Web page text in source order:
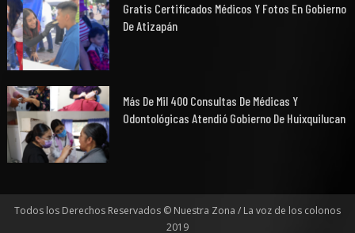
Gratis Certificados Médicos Y Fotos En Gobierno
De Atizapán
Más De Mil 400 Consultas De Médicas Y
Odontológicas Atendió Gobierno De Huixquilucan
Todos los Derechos Reservados © Nuestra Zona / La voz de los colonos
2019